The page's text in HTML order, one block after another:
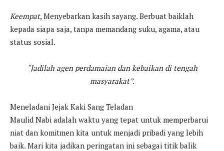
Keempat, Menyebarkan kasih sayang. Berbuat baiklah
kepada siapa saja, tanpa memandang suku, agama, atau
status sosial.
“Jadilah agen perdamaian dan kebaikan di tengah
masyarakat”.
Meneladani Jejak Kaki Sang Teladan
Maulid Nabi adalah waktu yang tepat untuk memperbarui
niat dan komitmen kita untuk menjadi pribadi yang lebih
baik. Mari kita jadikan peringatan ini sebagai titik balik